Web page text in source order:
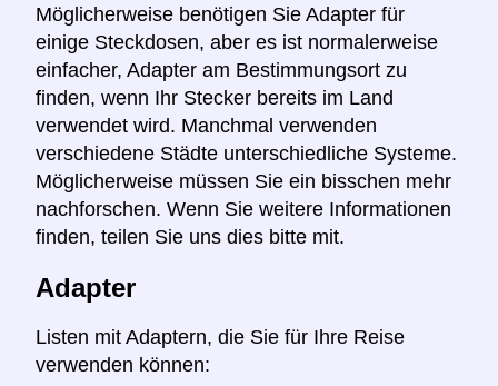
Möglicherweise benötigen Sie Adapter für
einige Steckdosen, aber es ist normalerweise
einfacher, Adapter am Bestimmungsort zu
finden, wenn Ihr Stecker bereits im Land
verwendet wird. Manchmal verwenden
verschiedene Städte unterschiedliche Systeme.
Möglicherweise müssen Sie ein bisschen mehr
nachforschen. Wenn Sie weitere Informationen
finden, teilen Sie uns dies bitte mit.
Adapter
Listen mit Adaptern, die Sie für Ihre Reise
verwenden können: